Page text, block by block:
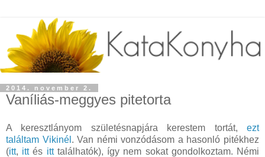
2014. november 2.
Vaníliás-meggyes pitetorta
A keresztlányom születésnapjára kerestem tortát, ezt
találtam Vikinél . Van némi vonzódásom a hasonló pitékhez
(itt, ittés itttalálhatók), így nem sokat gondolkoztam. Némi